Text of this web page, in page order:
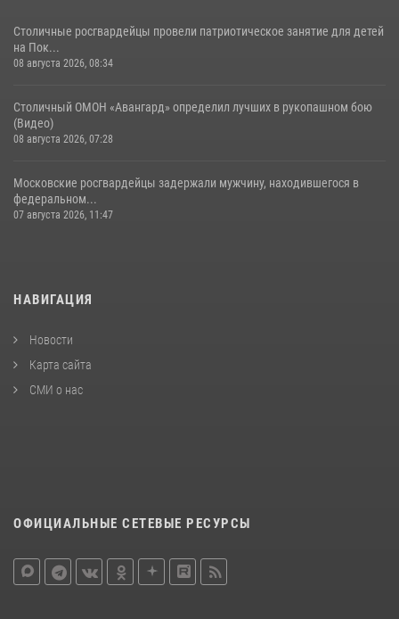
Столичные росгвардейцы провели патриотическое занятие для детей
на Пок...
08 августа 2026, 08:34
Столичный ОМОН «Авангард» определил лучших в рукопашном бою
(Видео)
08 августа 2026, 07:28
Московские росгвардейцы задержали мужчину, находившегося в
федеральном...
07 августа 2026, 11:47
НАВИГАЦИЯ
Новости
Карта сайта
СМИ о нас
ОФИЦИАЛЬНЫЕ СЕТЕВЫЕ РЕСУРСЫ